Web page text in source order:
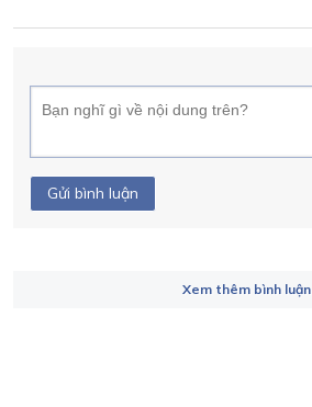
Gửi bình luận
Xem thêm bình luận